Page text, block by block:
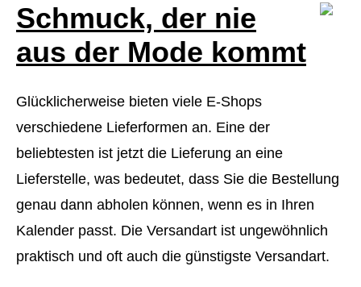
Schmuck, der nie
aus der Mode kommt
Glücklicherweise bieten viele E-Shops
verschiedene Lieferformen an. Eine der
beliebtesten ist jetzt die Lieferung an eine
Lieferstelle, was bedeutet, dass Sie die Bestellung
genau dann abholen können, wenn es in Ihren
Kalender passt. Die Versandart ist ungewöhnlich
praktisch und oft auch die günstigste Versandart.